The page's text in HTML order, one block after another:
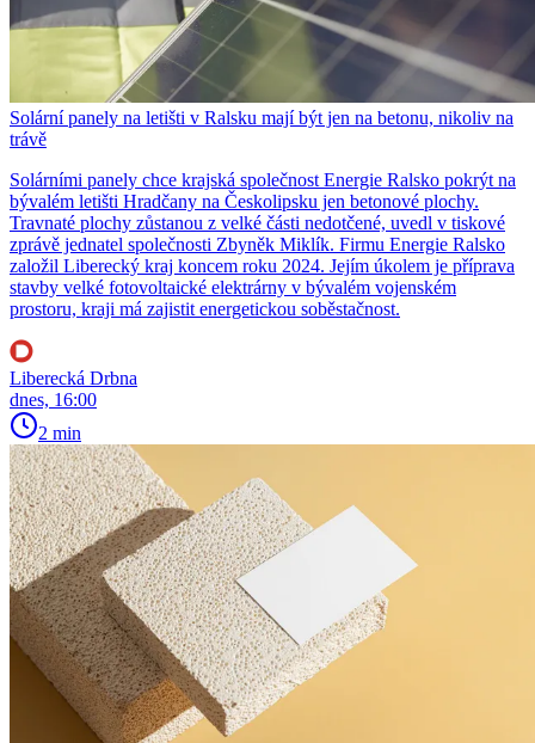
Solární panely na letišti v Ralsku mají být jen na betonu, nikoliv na
trávě
Solárními panely chce krajská společnost Energie Ralsko pokrýt na
bývalém letišti Hradčany na Českolipsku jen betonové plochy.
Travnaté plochy zůstanou z velké části nedotčené, uvedl v tiskové
zprávě jednatel společnosti Zbyněk Miklík. Firmu Energie Ralsko
založil Liberecký kraj koncem roku 2024. Jejím úkolem je příprava
stavby velké fotovoltaické elektrárny v bývalém vojenském
prostoru, kraji má zajistit energetickou soběstačnost.
Liberecká Drbna
dnes, 16:00
2 min